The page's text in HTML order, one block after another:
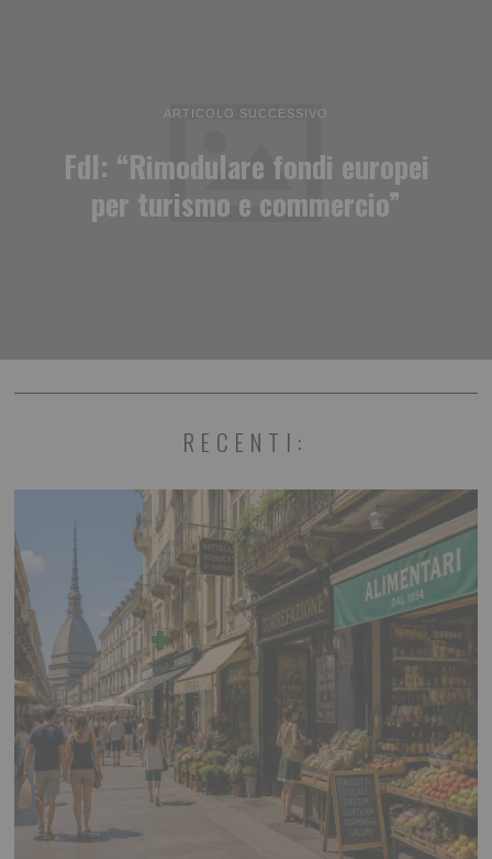
ARTICOLO SUCCESSIVO
FdI: “Rimodulare fondi europei
per turismo e commercio”
RECENTI: